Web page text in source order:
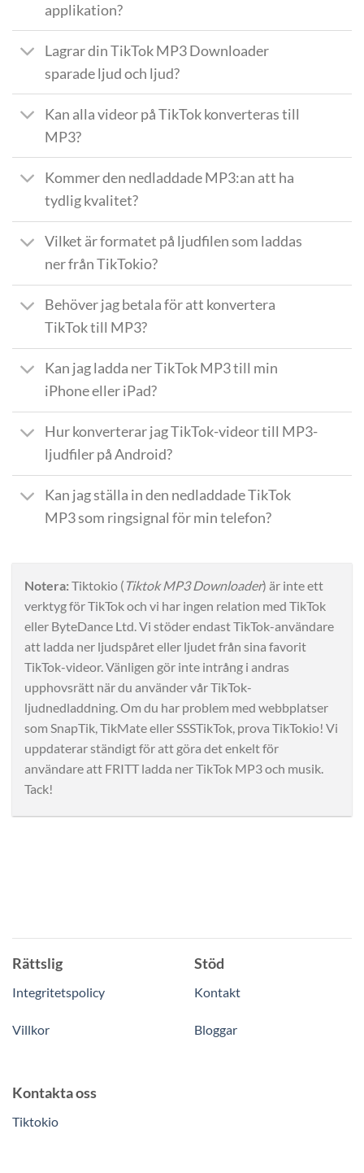
applikation?
Lagrar din TikTok MP3 Downloader
sparade ljud och ljud?
Kan alla videor på TikTok konverteras till
MP3?
Kommer den nedladdade MP3:an att ha
tydlig kvalitet?
Vilket är formatet på ljudfilen som laddas
ner från TikTokio?
Behöver jag betala för att konvertera
TikTok till MP3?
Kan jag ladda ner TikTok MP3 till min
iPhone eller iPad?
Hur konverterar jag TikTok-videor till MP3-
ljudfiler på Android?
Kan jag ställa in den nedladdade TikTok
MP3 som ringsignal för min telefon?
Notera: Tiktokio ( Tiktok MP3 Downloader) är inte ett
verktyg för TikTok och vi har ingen relation med TikTok
eller ByteDance Ltd. Vi stöder endast TikTok-användare
att ladda ner ljudspåret eller ljudet från sina favorit
TikTok-videor. Vänligen gör inte intrång i andras
upphovsrätt när du använder vår TikTok-
ljudnedladdning. Om du har problem med webbplatser
som SnapTik, TikMate eller SSSTikTok, prova TikTokio! Vi
uppdaterar ständigt för att göra det enkelt för
användare att FRITT ladda ner TikTok MP3 och musik.
Tack!
Rättslig
Integritetspolicy
Villkor
Stöd
Kontakt
Bloggar
Kontakta oss
Tiktokio